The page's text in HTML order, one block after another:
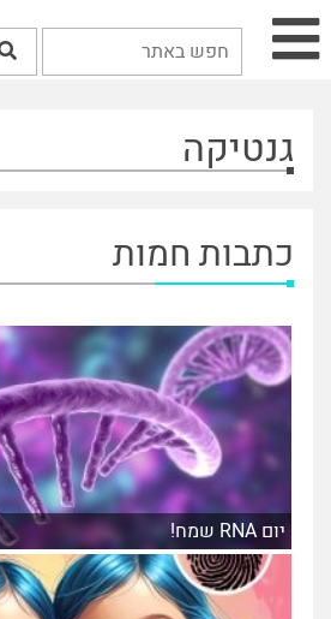
גנטיקה
כתבות חמות
יום RNA שמח!